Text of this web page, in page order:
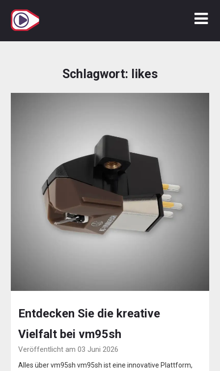
Inhalt
springen
Schlagwort: likes
Entdecken Sie die kreative
Vielfalt bei vm95sh
Veröffentlicht am 03 Juni 2026
Alles über vm95sh vm95sh ist eine innovative Plattform,